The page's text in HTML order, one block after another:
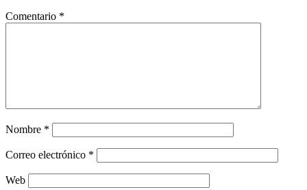
Comentario *
Nombre *
Correo electrónico *
Web